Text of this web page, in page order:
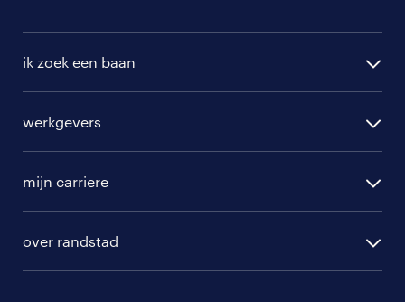
ik zoek een baan
randstad professional
werkgevers
hr-diensten
mijn carriere
over randstad